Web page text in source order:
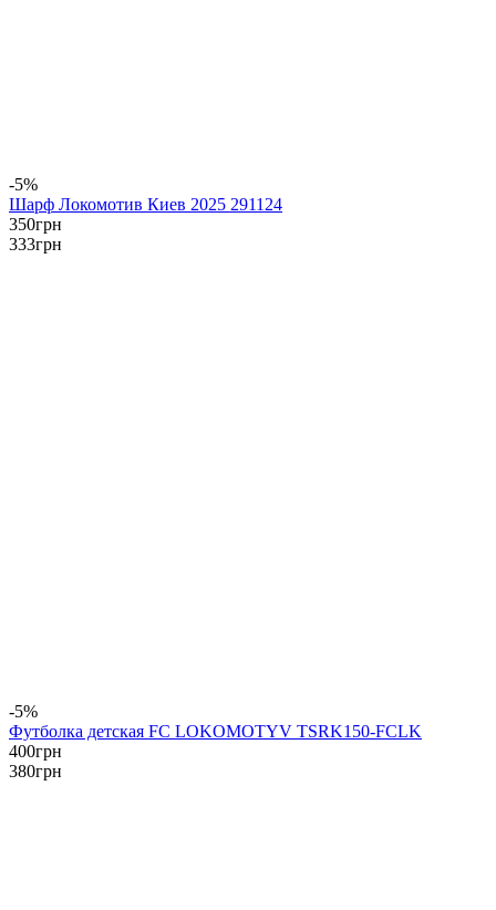
-5%
Шарф Локомотив Киев 2025 291124
350грн
333грн
-5%
Футболка детская FC LOKOMOTYV TSRK150-FCLK
400грн
380грн